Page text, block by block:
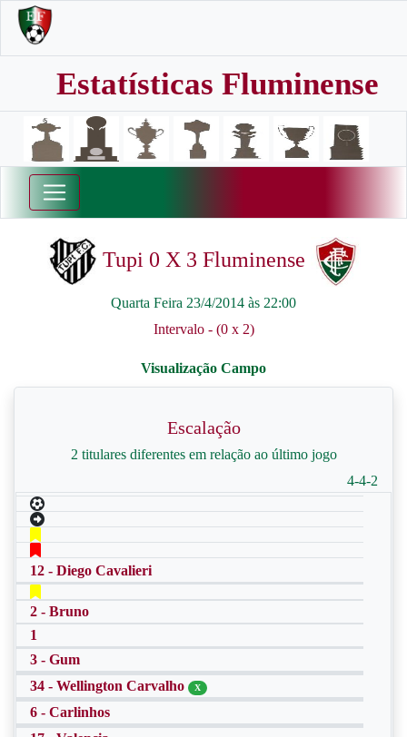
Estatísticas Fluminense
Tupi 0 X 3 Fluminense
Quarta Feira 23/4/2014 às 22:00
Intervalo - (0 x 2)
Escalação
2 titulares diferentes em relação ao último jogo
4-4-2
12 - Diego Cavalieri
2 - Bruno
1
3 - Gum
34 - Wellington Carvalho
X
6 - Carlinhos